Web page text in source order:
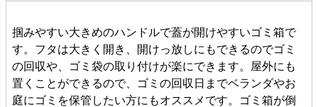
掴みやすい大きめのハンドルで蓋が開けやすいゴミ箱で
す。フタは大きく開き、開けっ放しにもできるのでゴミ
の回収や、ゴミ袋の取り付けが楽にできます。屋外にも
置くことができるので、ゴミの回収日までベランダやお
庭にゴミを保管したい方にもオススメです。ゴミ箱が倒